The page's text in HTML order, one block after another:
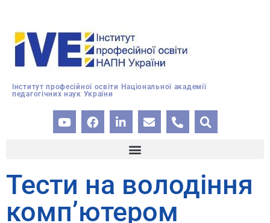
Інститут професійної освіти Національної академії
педагогічних наук України
Тести на володіння
комп’ютером